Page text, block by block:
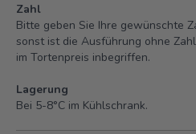
Zahl
Bitte geben Sie Ihre gewünschte
sonst ist die Ausführung ohne
im Tortenpreis inbegriffen.
Lagerung
Bei 5-8°C im Kühlschrank.